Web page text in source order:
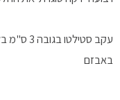
עקב
באבזם